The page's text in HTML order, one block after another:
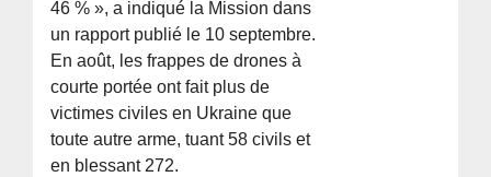
46 % », a indiqué la Mission dans
un rapport publié le 10 septembre.
En août, les frappes de drones à
courte portée ont fait plus de
victimes civiles en Ukraine que
toute autre arme, tuant 58 civils et
en blessant 272.